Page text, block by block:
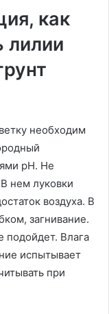
как
лилии
необходим
рН. Не
нем луковки
воздуха. В
загнивание.
подойдет. Влага
испытывает
при